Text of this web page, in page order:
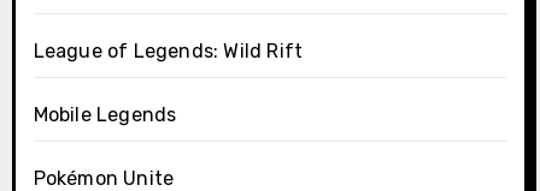
League of Legends: Wild Rift
Mobile Legends
Pokémon Unite